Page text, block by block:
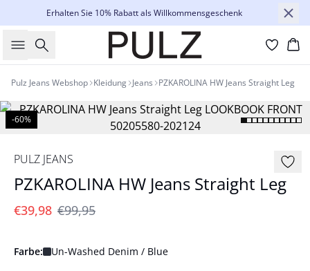
Erhalten Sie 10% Rabatt als Willkommensgeschenk
Suche
Pulz Jeans Webshop Kleidung Jeans PZKAROLINA HW Jeans Straight Leg
-60%
PULZ JEANS
PZKAROLINA HW Jeans Straight Leg
€39,98 €99,95
Farbe: Un-Washed Denim / Blue